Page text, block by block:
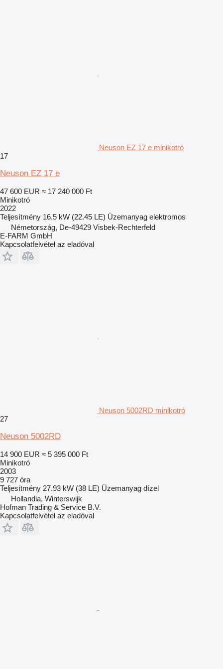
Neuson EZ 17 e minikotró
17
Neuson EZ 17 e
47 600 EUR ≈ 17 240 000 Ft
Minikotró
2022
Teljesítmény 16.5 kW (22.45 LE) Üzemanyag elektromos
Németország, De-49429 Visbek-Rechterfeld
E-FARM GmbH
Kapcsolatfelvétel az eladóval
Neuson 5002RD minikotró
27
Neuson 5002RD
14 900 EUR ≈ 5 395 000 Ft
Minikotró
2003
9 727 óra
Teljesítmény 27.93 kW (38 LE) Üzemanyag dízel
Hollandia, Winterswijk
Hofman Trading & Service B.V.
Kapcsolatfelvétel az eladóval